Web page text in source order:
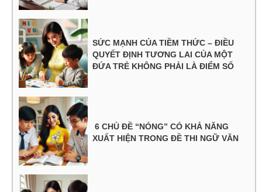
SỨC MẠNH CỦA TIỀM THỨC – ĐIỀU
QUYẾT ĐỊNH TƯƠNG LAI CỦA MỘT
ĐỨA TRẺ KHÔNG PHẢI LÀ ĐIỂM SỐ
6 CHỦ ĐỀ “NÓNG” CÓ KHẢ NĂNG
XUẤT HIỆN TRONG ĐỀ THI NGỮ VĂN